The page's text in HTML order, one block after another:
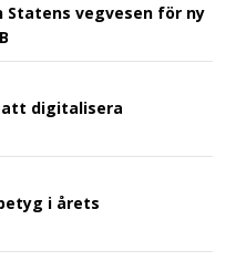
vegvesen för ny
att digitalisera
i årets